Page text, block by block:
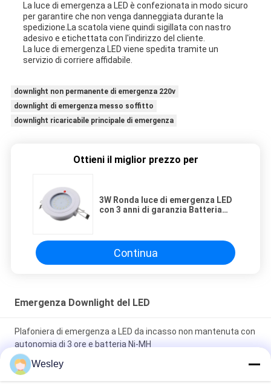
La luce di emergenza a LED è confezionata in modo sicuro
per garantire che non venga danneggiata durante la
spedizione.La scatola viene quindi sigillata con nastro
adesivo e etichettata con l'indirizzo del cliente.
La luce di emergenza LED viene spedita tramite un
servizio di corriere affidabile.
downlight non permanente di emergenza 220v
downlight di emergenza messo soffitto
downlight ricaricabile principale di emergenza
Ottieni il miglior prezzo per
3W Ronda luce di emergenza LED
con 3 anni di garanzia Batteria
Continua
Emergenza Downlight del LED
Plafoniera di emergenza a LED da incasso non mantenuta con
autonomia di 3 ore e batteria Ni-MH
Luce di emergenza a LED a soffitto incastrato con
funzionamento di 3 ore senza manutenzione e garanzia di 3
Wesley